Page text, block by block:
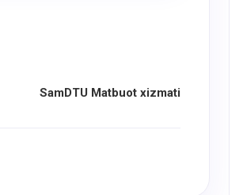
SamDTU Matbuot xizmati